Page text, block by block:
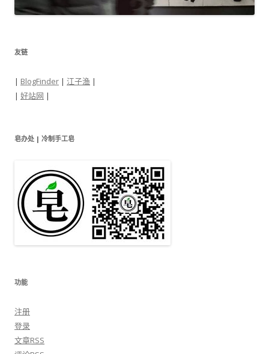
友链
| BlogFinder | 江子渔 |
| 好站网 |
皂办处 | 冷制手工皂
功能
注册
登录
文章RSS